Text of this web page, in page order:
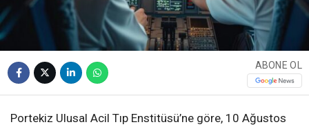
ABONE OL
Portekiz Ulusal Acil Tıp Enstitüsü’ne göre, 10 Ağustos